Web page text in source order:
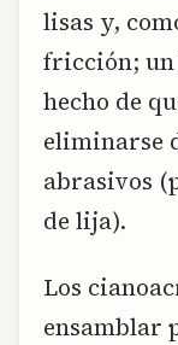
lisas y,
fricción; un
hecho de
eliminarse
abrasivos
de lija).
Los
ensamblar